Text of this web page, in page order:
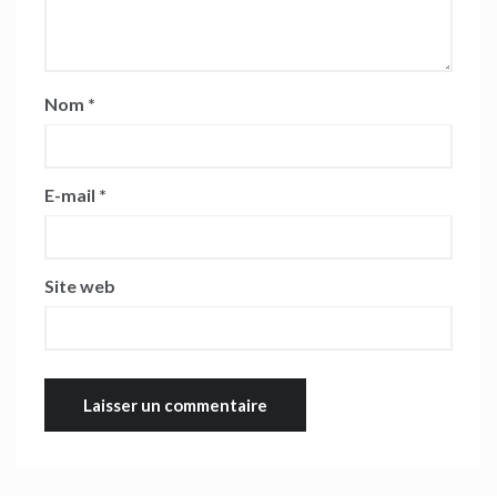
Nom *
E-mail *
Site web